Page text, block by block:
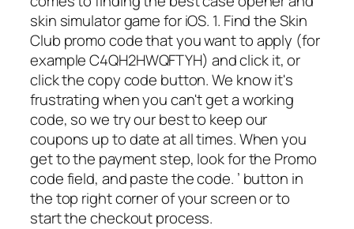
skin simulator game for iOS. 1. Find the Skin
Club promo code that you want to apply (for
example C4QH2HWQFTYH) and click it, or
click the copy code button. We know it's
frustrating when you can't get a working
code, so we try our best to keep our
coupons up to date at all times. When you
get to the payment step, look for the Promo
code field, and paste the code. ’ button in
the top right corner of your screen or to
start the checkout process.